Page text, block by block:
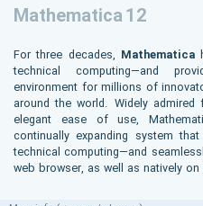
Mathematica 12
For three decades, Mathematica
technical computing—and
environment for millions of
around the world. Widely
elegant ease of use,
continually expanding system
technical computing—and
web browser, as well as natively